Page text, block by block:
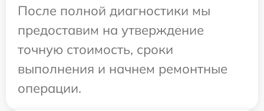
После полной диагностики мы
предоставим на утверждение
точную стоимость, сроки
выполнения и начнем ремонтные
операции.